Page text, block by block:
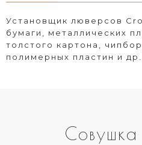
Установщик люверсов
бумаги, металлических
толстого картона,
полимерных пластин и др.
Совушка